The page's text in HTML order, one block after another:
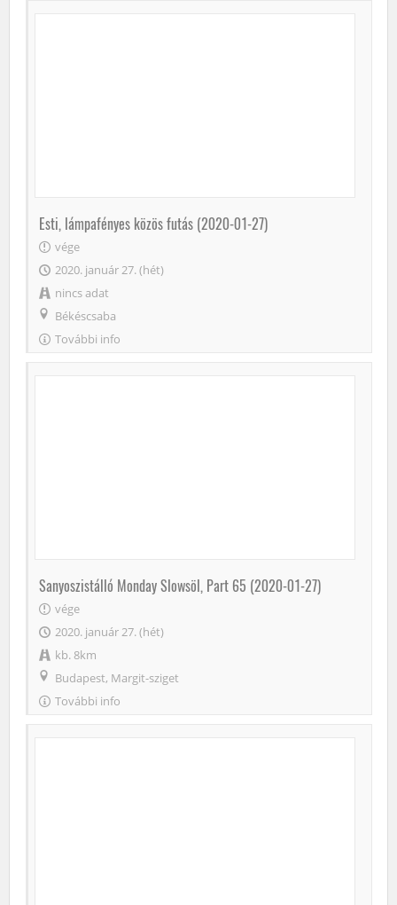
Esti, lámpafényes közös futás (2020-01-27)
vége
2020. január 27. (hét)
nincs adat
Békéscsaba
További info
Sanyoszistálló Monday Slowsöl, Part 65 (2020-01-27)
vége
2020. január 27. (hét)
kb. 8km
Budapest, Margit-sziget
További info